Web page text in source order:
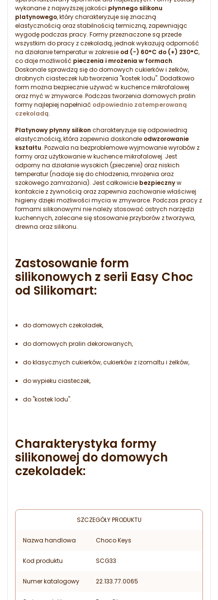
wykonane z najwyższej jakości płynnego silikonu
platynowego, który charakteryzuje się znaczną
elastycznością oraz stabilnością termiczną, zapewniając
wygodę podczas pracy. Formy przeznaczone są przede
wszystkim do pracy z czekoladą, jednak wykazują odporność
na działanie temperatur w zakresie od (-) 60°C do (+) 230°C,
co daje możliwość pieczenia i mrożenia w formach.
Doskonale sprawdzą się do domowych cukierków i żelków,
drobnych ciasteczek lub tworzenia "kostek lodu". Dodatkowo
form można bezpiecznie używać w kuchence mikrofalowej
oraz myć w zmywarce. Podczas tworzenia domowych pralin
formy najlepiej napełniać odpowiednio zatemperowaną
czekoladą.
Platynowy płynny silikon charakteryzuje się odpowiednią
elastycznością, która zapewnia doskonałe odwzorowanie
kształtu. Pozwala na bezproblemowe wyjmowanie wyrobów z
formy oraz użytkowanie w kuchence mikrofalowej. Jest
odporny na działanie wysokich (pieczenie) oraz niskich
temperatur (nadaje się do chłodzenia, mrożenia oraz
szokowego zamrażania). Jest całkowicie bezpiecznyw
kontakcie z żywnością oraz zapewnia zachowanie właściwej
higieny dzięki możliwości mycia w zmywarce. Podczas pracy z
formami silikonowymi nie należy stosować ostrych narzędzi
kuchennych, zalecane się stosowanie przyborów z tworzywa,
drewna oraz silikonu.
Zastosowanie form
silikonowych z serii Easy Choc
od Silikomart:
do domowych czekoladek,
do domowych pralin dekorowanych,
do klasycznych cukierków, cukierków z izomaltu i żelków,
do wypieku ciasteczek,
do "kostek lodu".
Charakterystyka formy
silikonowej do domowych
czekoladek:
SZCZEGÓŁY PRODUKTU
Nazwa handlowa Choco Keys
Kod produktu SCG33
Numer katalogowy 22.133.77.0065